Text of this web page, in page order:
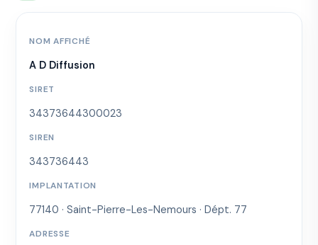
NOM AFFICHÉ
A D Diffusion
SIRET
34373644300023
SIREN
343736443
IMPLANTATION
77140 · Saint-Pierre-Les-Nemours · Dépt. 77
ADRESSE